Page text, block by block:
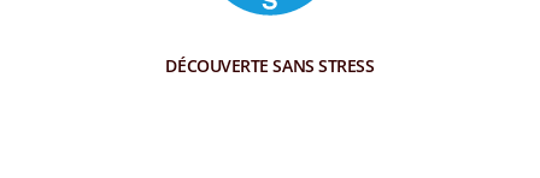
DÉCOUVERTE SANS STRESS